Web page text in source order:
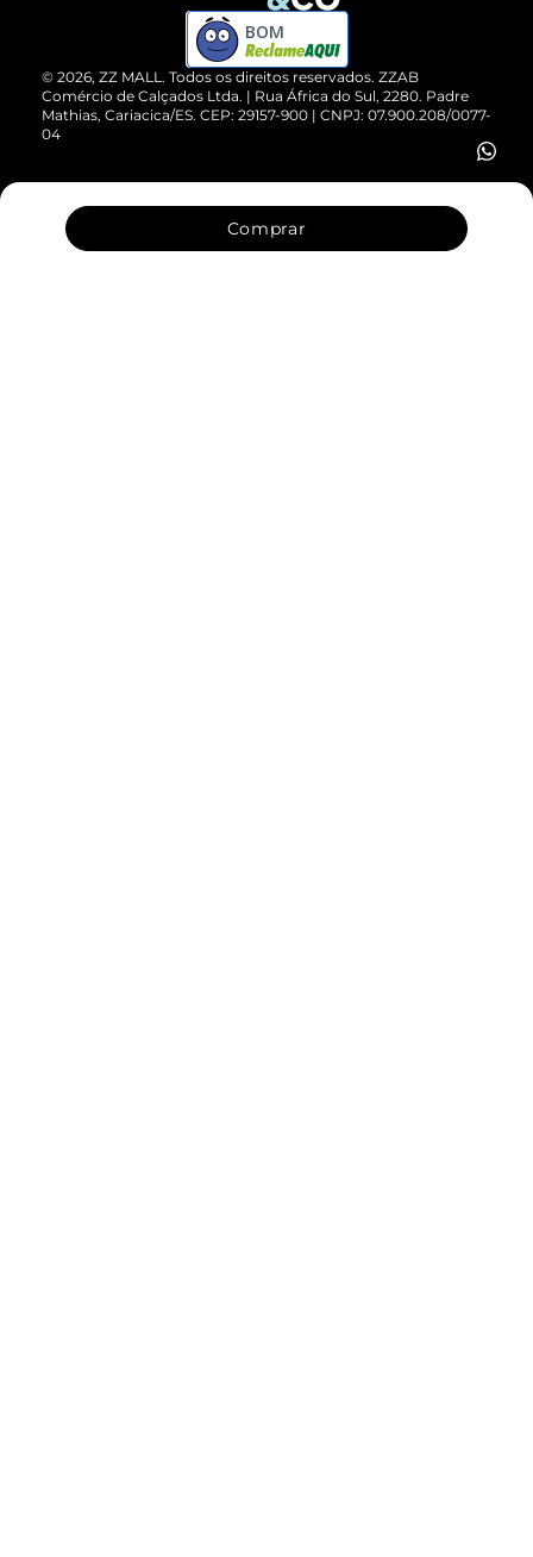
Comprar
Cartão Presente
Vendas Corporativas
Compre pelo WhatsApp
© 2026, ZZ MALL. Todos os direitos reservados. ZZAB
Comércio de Calçados Ltda. | Rua África do Sul, 2280. Padre
Mathias, Cariacica/ES. CEP: 29157-900 | CNPJ: 07.900.208/0077-
04
BOM